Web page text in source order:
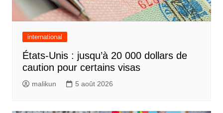
international
États-Unis : jusqu’à 20 000 dollars de
caution pour certains visas
malikun 5 août 2026